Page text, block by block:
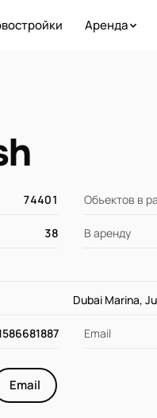
Аренда
74401 Объектов в
38 В аренду
Dubai Marina,
Email
Email